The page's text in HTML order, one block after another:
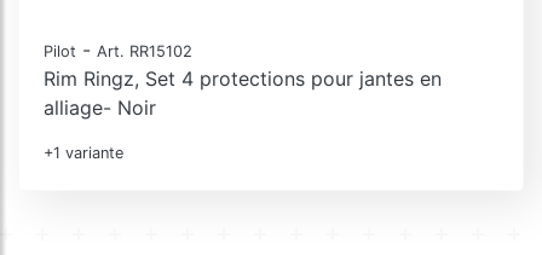
Pilot - Art. RR15102
Rim Ringz, Set 4 protections pour jantes en
alliage- Noir
+1 variante